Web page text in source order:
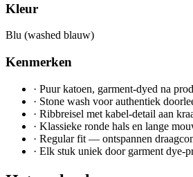
Kleur
Blu (washed blauw)
Kenmerken
· Puur katoen, garment-dyed na
· Stone wash voor authentiek
· Ribbreisel met kabel-detail aan
· Klassieke ronde hals en lange
· Regular fit — ontspannen
· Elk stuk uniek door garment dye-